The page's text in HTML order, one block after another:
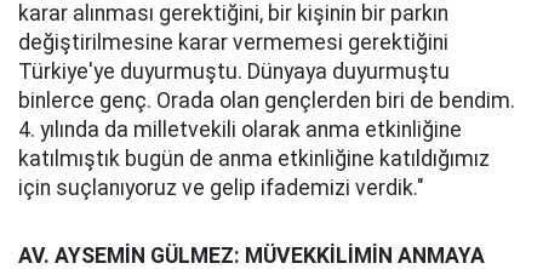
karar alınması gerektiğini, bir kişinin bir parkın
değiştirilmesine karar vermemesi gerektiğini
Türkiye'ye duyurmuştu. Dünyaya duyurmuştu
binlerce genç. Orada olan gençlerden biri de bendim.
4. yılında da milletvekili olarak anma etkinliğine
katılmıştık bugün de anma etkinliğine katıldığımız
için suçlanıyoruz ve gelip ifademizi verdik."
AV. AYSEMİN GÜLMEZ: MÜVEKKİLİMİN ANMAYA